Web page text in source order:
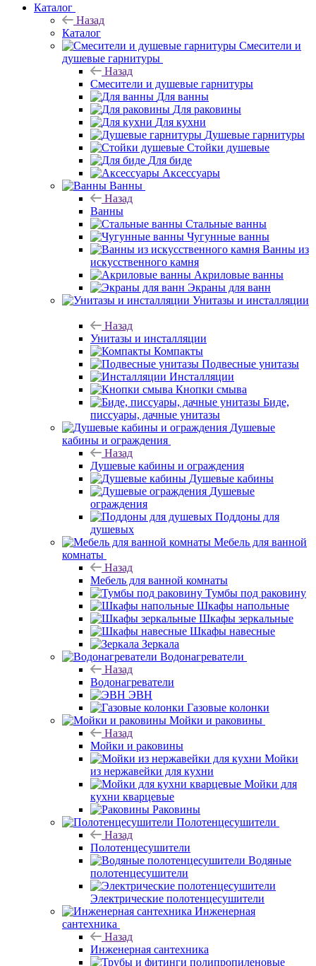
Каталог
Назад
Каталог
Смесители и
душевые гарнитуры
Назад
Смесители и душевые гарнитуры
Для ванны
Для раковины
Для кухни
Душевые гарнитуры
Стойки душевые
Для биде
Аксессуары
Ванны
Назад
Ванны
Стальные ванны
Чугунные ванны
Ванны из
искусственного камня
Акриловые ванны
Экраны для ванн
Унитазы и инсталляции
Назад
Унитазы и инсталляции
Компакты
Подвесные унитазы
Инсталляции
Кнопки смыва
Биде,
писсуары, дачные унитазы
Душевые
кабины и ограждения
Назад
Душевые кабины и ограждения
Душевые кабины
Душевые
ограждения
Поддоны для
душевых
Мебель для ванной
комнаты
Назад
Мебель для ванной комнаты
Тумбы под раковину
Шкафы напольные
Шкафы зеркальные
Шкафы навесные
Зеркала
Водонагреватели
Назад
Водонагреватели
ЭВН
Газовые колонки
Мойки и раковины
Назад
Мойки и раковины
Мойки
из нержавейки для кухни
Мойки для
кухни кварцевые
Раковины
Полотенцесушители
Назад
Полотенцесушители
Водяные
полотенцесушители
Электрические полотенцесушители
Инженерная
сантехника
Назад
Инженерная сантехника